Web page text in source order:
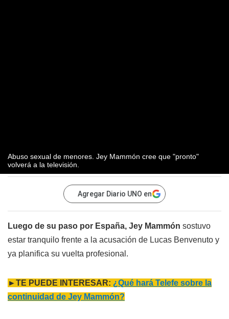
Abuso sexual de menores. Jey Mammón cree que "pronto"
volverá a la televisión.
Agregar Diario UNO en
Luego de su paso por España, Jey Mammón sostuvo
estar tranquilo frente a la acusación de Lucas Benvenuto y
ya planifica su vuelta profesional.
►TE PUEDE INTERESAR: ¿Qué hará Telefe sobre la
continuidad de Jey Mammón?